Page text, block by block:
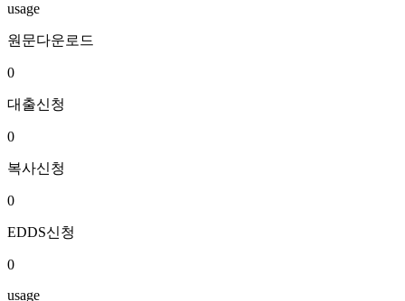
usage
원문다운로드
0
대출신청
0
복사신청
0
EDDS신청
0
usage